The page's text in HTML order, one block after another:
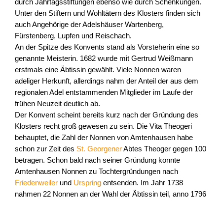
durch Jahrtagsstiftungen ebenso wie durch Schenkungen.
Unter den Stiftern und Wohltätern des Klosters finden sich
auch Angehörige der Adelshäuser Wartenberg,
Fürstenberg, Lupfen und Reischach.
An der Spitze des Konvents stand als Vorsteherin eine so
genannte Meisterin. 1682 wurde mit Gertrud Weißmann
erstmals eine Äbtissin gewählt. Viele Nonnen waren
adeliger Herkunft, allerdings nahm der Anteil der aus dem
regionalen Adel entstammenden Mitglieder im Laufe der
frühen Neuzeit deutlich ab.
Der Konvent scheint bereits kurz nach der Gründung des
Klosters recht groß gewesen zu sein. Die Vita Theogeri
behauptet, die Zahl der Nonnen von Amtenhausen habe
schon zur Zeit des St. GeorgenerAbtes Theoger gegen 100
betragen. Schon bald nach seiner Gründung konnte
Amtenhausen Nonnen zu Tochtergründungen nach
Friedenweiler und Urspring entsenden. Im Jahr 1738
nahmen 22 Nonnen an der Wahl der Äbtissin teil, anno 1796